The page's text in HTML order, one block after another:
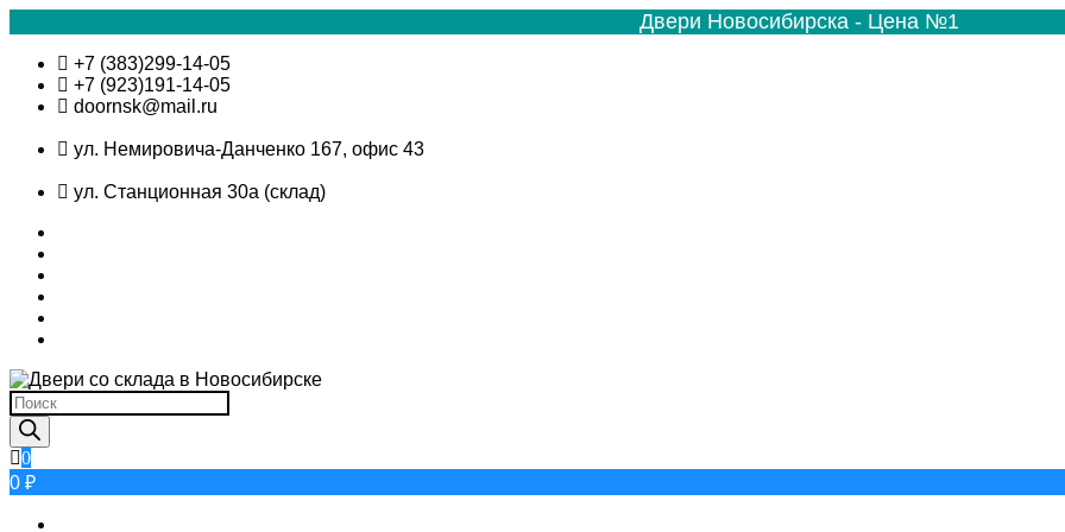
Двери Новосибирска - Цена №1
Skip
content
+7 (383)299-14-05
+7 (923)191-14-05
doornsk@mail.ru
ул. Немировича-Данченко 167, офис 43
ул. Станционная 30а (склад)
Поиск
товаров
0
0 ₽